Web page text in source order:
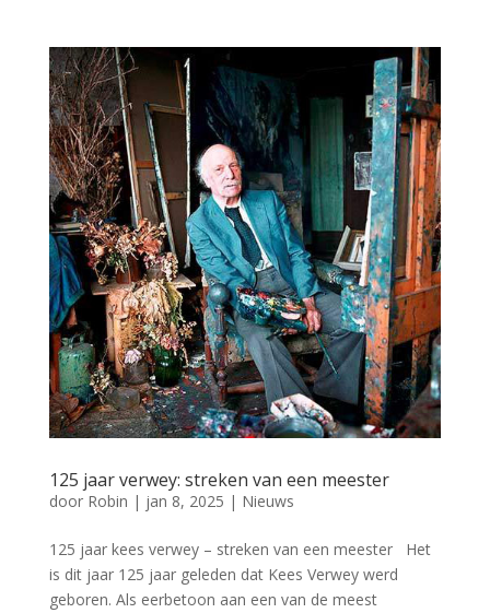
125 jaar verwey: streken van een meester
door Robin | jan 8, 2025 | Nieuws
125 jaar kees verwey – streken van een meester Het
is dit jaar 125 jaar geleden dat Kees Verwey werd
geboren. Als eerbetoon aan een van de meest